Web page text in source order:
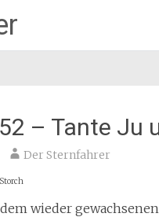
– Tante Ju
Der Sternfahrer
wieder